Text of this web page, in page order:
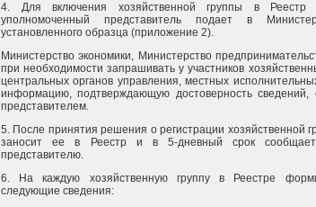
4. Для включения хозяйственной группы в Реестр
уполномоченный представитель подает в
установленного образца (приложение 2).
Министерство экономики, Министерство
при необходимости запрашивать у участников
центральных органов управления, местных
информацию, подтверждающую достоверность
представителем.
5. После принятия решения о регистрации хозяйственной
заносит ее в Реестр и в 5-дневный срок
представителю.
6. На каждую хозяйственную группу в Реестре
следующие сведения: